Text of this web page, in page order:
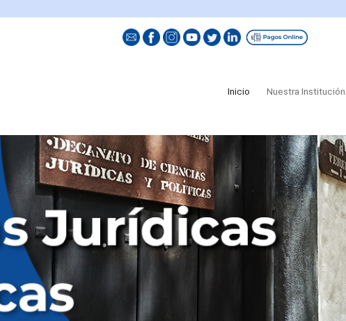
Inicio(current)Nuestra Institución